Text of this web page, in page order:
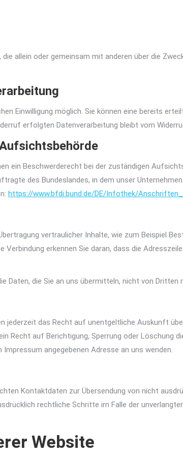
allein oder gemeinsam mit anderen über die
Einwilligung möglich. Sie können eine bereits
erfolgten Datenverarbeitung bleibt vom
ein Beschwerderecht bei der zuständigen
des Bundeslandes, in dem unser
https://www.bfdi.bund.de/DE/Infothek/
vertraulicher Inhalte, wie zum Beispiel
Verbindung erkennen Sie daran, dass die
Daten, die Sie an uns übermitteln, nicht von Dritten
jederzeit das Recht auf unentgeltliche Auskunft
Recht auf Berichtigung, Sperrung oder Löschung
angegebenen Adresse an uns wenden.
Kontaktdaten zur Übersendung von nicht
rechtliche Schritte im Falle der
Website